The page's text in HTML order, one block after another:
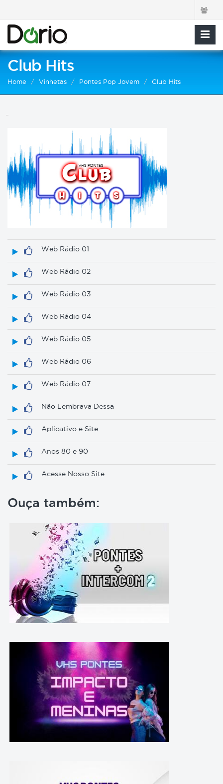
Club Hits
Home Vinhetas Pontes Pop Jovem Club Hits
Web Rádio 01
Web Rádio 02
Web Rádio 03
Web Rádio 04
Web Rádio 05
Web Rádio 06
Web Rádio 07
Não Lembrava Dessa
Aplicativo e Site
Anos 80 e 90
Acesse Nosso Site
Ouça também: